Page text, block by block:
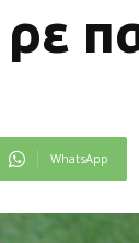
WhatsApp